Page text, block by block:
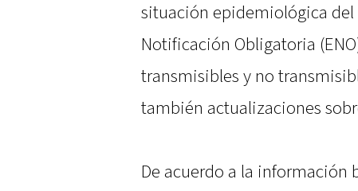
situación epidemiológica del
Notificación Obligatoria
transmisibles y no
también actualizaciones
De acuerdo a la información